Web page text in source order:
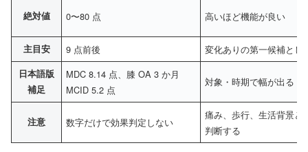
絶対値 0〜80 点 高いほど機能が良い
主目安 9 点前後 変化ありの第一候補とし
日本語版
補足
MDC 8.14 点、膝 OA 3 か月
MCID 5.2 点
対象・時期で幅が出る
注意 数字だけで効果判定しない
痛み、歩行、生活背景と
判断する